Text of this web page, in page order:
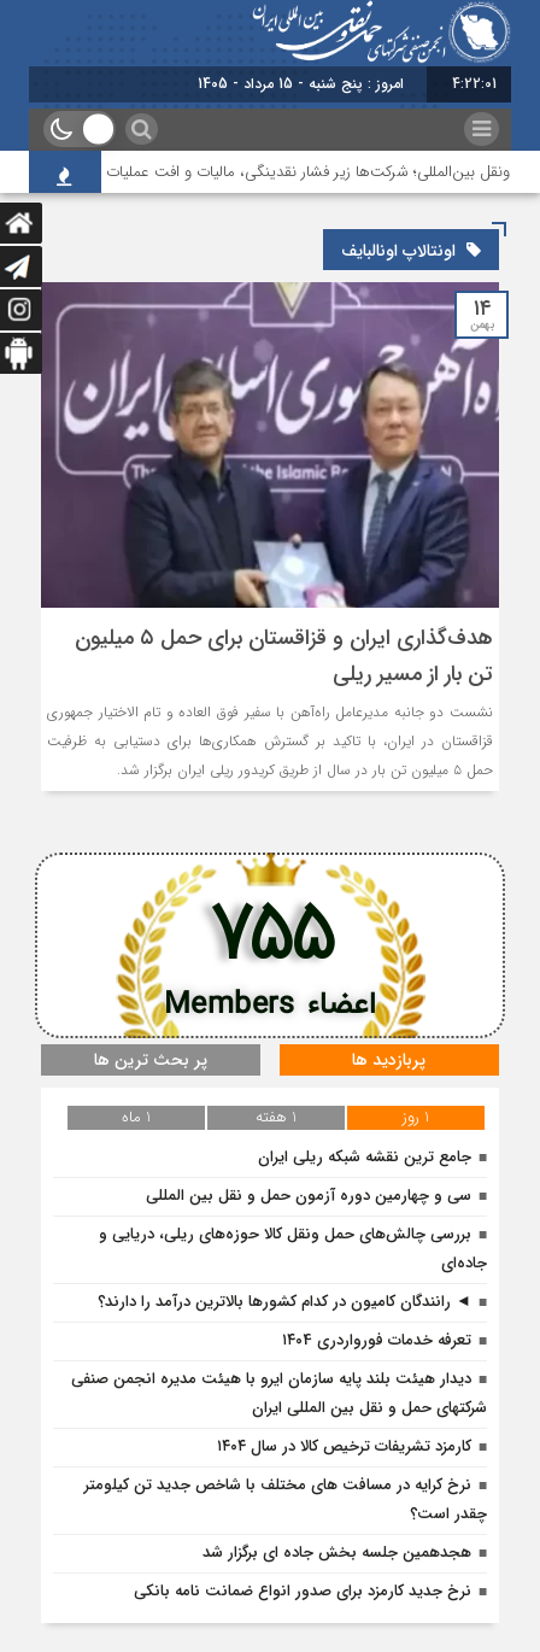
4:22:01 امروز : پنج شنبه - 15 مرداد - 1405
بین‌المللی؛ شرکت‌ها زیر فشار نقدینگی، مالیات و افت عملیات
اونتالاپ اونالبایف
۱۴
بهمن
هدف‌گذاری ایران و قزاقستان برای حمل ۵ میلیون
تن بار از مسیر ریلی
نشست دو جانبه مدیرعامل راه‌آهن با سفیر فوق العاده و تام الاختیار جمهوری
قزاقستان در ایران، با تاکید بر گسترش همکاری‌ها برای دستیابی به ظرفیت
حمل ۵ میلیون تن بار در سال از طریق کریدور ریلی ایران برگزار شد.
اعضاء Members
755
پربازدید ها پر بحث ترین ها
1 روز 1 هفته
1 ماه
جامع ترین نقشه شبکه ریلی ایران
سی و چهارمین دوره آزمون حمل و نقل بین المللی
بررسی چالش‌های حمل ونقل کالا حوزه‌های ریلی، دریایی و
جاده‌ای
◄ رانندگان کامیون در کدام کشورها بالاترین درآمد را دارند؟
تعرفه خدمات فورواردری ۱۴۰4
دیدار هیئت بلند پایه سازمان ایرو با هیئت مدیره انجمن صنفی
شرکتهای حمل و نقل بین المللی ایران
کارمزد تشریفات ترخیص کالا در سال ۱۴۰۴
نرخ کرایه در مسافت‌ های مختلف با شاخص جدید تن کیلومتر
چقدر است؟
هجدهمین جلسه بخش جاده ای برگزار شد
نرخ جدید کارمزد برای صدور انواع ضمانت نامه بانکی